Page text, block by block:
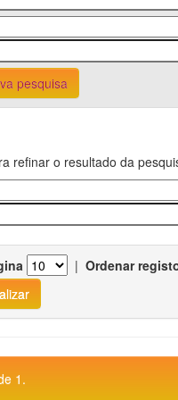
pesquisa
refinar o resultado da
| Ordenar
1.